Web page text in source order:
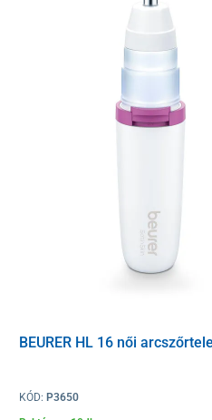
bőrért az egész testen. A készülék
, ahol hővé
szőrnövekedési ciklust.
fokozatosan csökken a
BEURER HL 16 női
KÓD: P3650